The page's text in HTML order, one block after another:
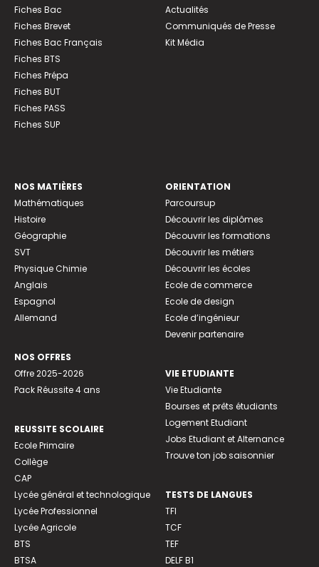
Fiches Bac
Fiches Brevet
Fiches Bac Français
Fiches BTS
Fiches Prépa
Fiches BUT
Fiches PASS
Fiches SUP
Actualités
Communiqués de Presse
Kit Média
NOS MATIÈRES
Mathématiques
Histoire
Géographie
SVT
Physique Chimie
Anglais
Espagnol
Allemand
NOS OFFRES
Offre 2025-2026
Pack Réussite 4 ans
REUSSITE SCOLAIRE
Ecole Primaire
Collège
CAP
Lycée général et technologique
Lycée Professionnel
Lycée Agricole
BTS
BTSA
ORIENTATION
Parcoursup
Découvrir les diplômes
Découvrir les formations
Découvrir les métiers
Découvrir les écoles
Ecole de commerce
Ecole de design
Ecole d’ingénieur
Devenir partenaire
VIE ETUDIANTE
Vie Etudiante
Bourses et prêts étudiants
Logement Etudiant
Jobs Etudiant et Alternance
Trouve ton job saisonnier
TESTS DE LANGUES
TFI
TCF
TEF
DELF B1